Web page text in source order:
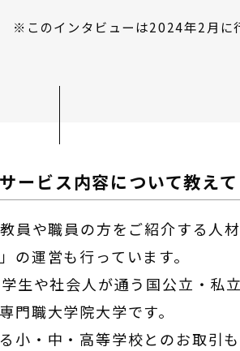
※このインタビューは2024年2月に
ービス内容について教えて
員や職員の方をご紹介する人
運営も行っています。
生や社会人が通う国公立・私
門職大学院大学です。
小・中・高等学校とのお取引